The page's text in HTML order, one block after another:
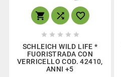
  
    
SCHLEICH WILD LIFE *
FUORISTRADA CON
VERRICELLO COD. 42410,
ANNI +5